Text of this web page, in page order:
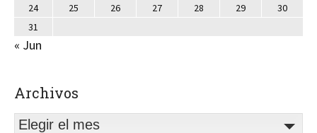
24
25 26 27 28 29
30
31
« Jun
Archivos
Elegir el mes